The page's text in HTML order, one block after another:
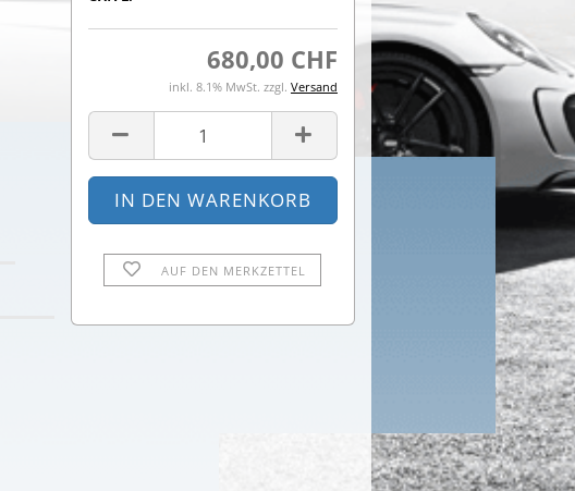
680,00 CHF
inkl. 8.1% MwSt. zzgl. Versand
AUF DEN MERKZETTEL